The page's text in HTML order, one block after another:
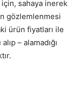
sahaya inerek
gözlemlenmesi
ürün fiyatları ile
– alamadığı